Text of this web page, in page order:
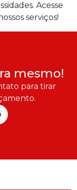
Acesse
serviços!
mesmo!
para tirar